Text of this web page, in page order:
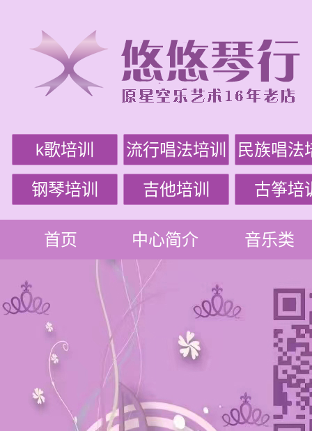
k歌培训 流行唱法培训 民族唱法
钢琴培训 吉他培训 古筝培
首页 中心简介 音乐类